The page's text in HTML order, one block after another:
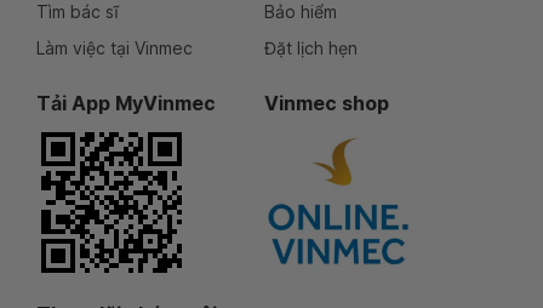
Tìm bác sĩ
Làm việc tại Vinmec
Bảo hiểm
Đặt lịch hẹn
Tải App MyVinmec Vinmec shop